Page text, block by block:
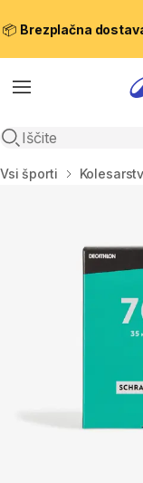
📦 Brezplačna
Meni
Odpri iskanje
Domov
Vsi športi